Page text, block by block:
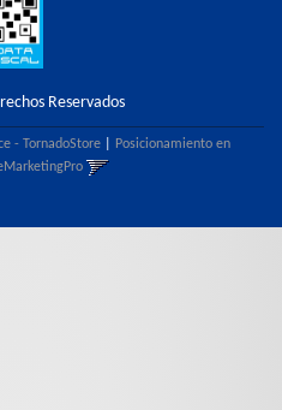
Reservados
- TornadoStore|
Posicionamiento en